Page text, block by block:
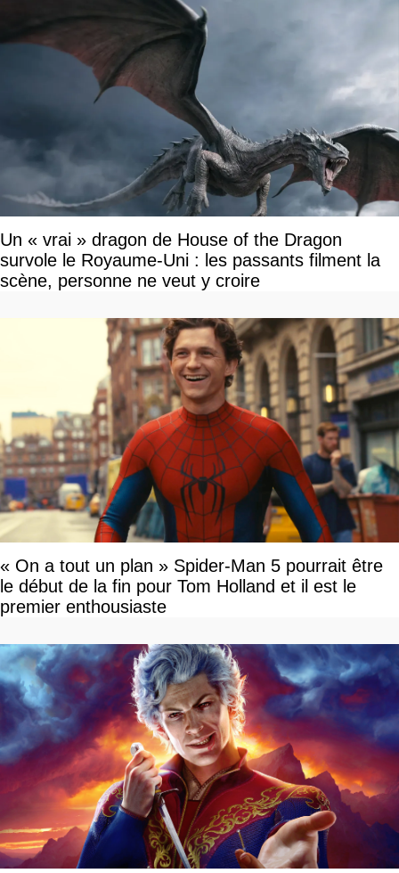
Un « vrai » dragon de House of the Dragon
survole le Royaume-Uni : les passants filment la
scène, personne ne veut y croire
« On a tout un plan » Spider-Man 5 pourrait être
le début de la fin pour Tom Holland et il est le
premier enthousiaste